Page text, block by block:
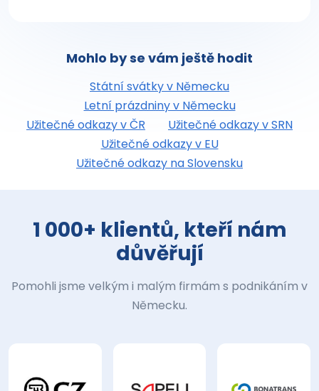
Mohlo by se vám ještě hodit
Státní svátky v Německu
Letní prázdniny v Německu
Užitečné odkazy v ČR
Užitečné odkazy v SRN
Užitečné odkazy v EU
Užitečné odkazy na Slovensku
1 000+ klientů, kteří nám
důvěřují
Pomohli jsme velkým i malým firmám s podnikáním v
Německu.